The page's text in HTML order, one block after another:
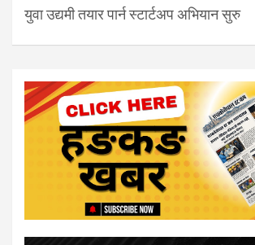
युवा उद्यमी तयार पार्न स्टार्टअप अभियान सुरु